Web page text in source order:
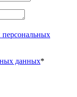
данных*